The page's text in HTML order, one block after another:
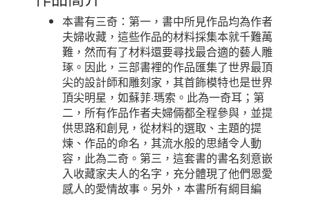
本書有三奇：第一，書中所見作品均為作者
夫婦收藏，這些作品的材料採集本就千難萬
難，然而有了材料還要尋找最合適的藝人雕
琢。因此，三部書裡的作品匯集了世界最頂
尖的設計師和雕刻家，其首飾模特也是世界
頂尖明星，如蘇菲·瑪索。此為一奇耳；第
二，所有作品作者夫婦倆都全程參與，並提
供思路和創見，從材料的選取、主題的提
煉、作品的命名，其流水般的思緒令人動
容，此為二奇。第三，這套書的書名刻意嵌
入收藏家夫人的名字，充分體現了他們恩愛
感人的愛情故事。另外，本書所有綱目編